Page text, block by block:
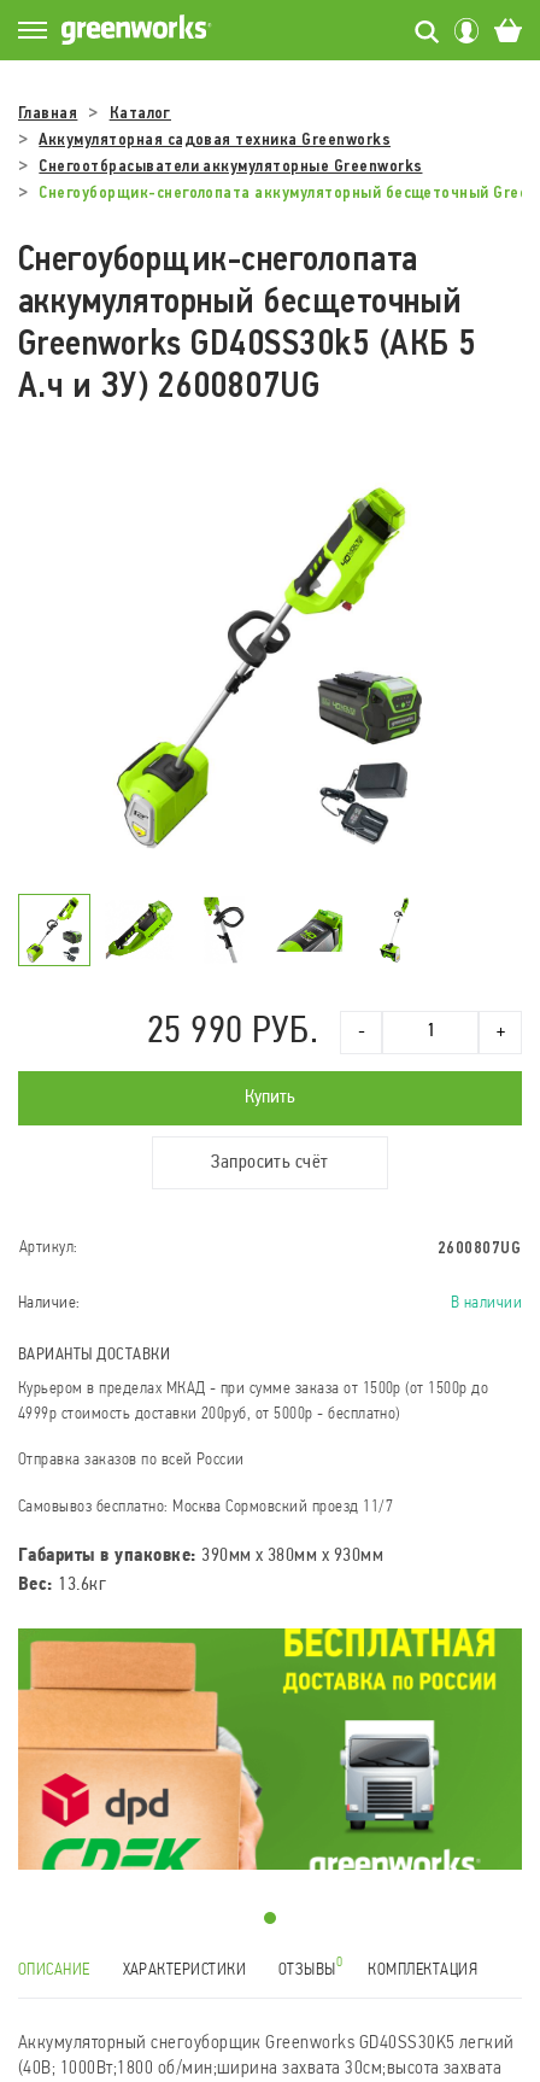
Главная
Каталог
Аккумуляторная садовая техника Greenworks
Снегоотбрасыватели аккумуляторные Greenworks
Снегоуборщик-снеголопата аккумуляторный бесщеточный
Снегоуборщик-снеголопата
аккумуляторный бесщеточный
Greenworks GD40SS30k5 (АКБ 5
А.ч и ЗУ) 2600807UG
25 990 РУБ. - +
Купить
Запросить счёт
Артикул: 2600807UG
Наличие: В наличии
ВАРИАНТЫ ДОСТАВКИ
Курьером в пределах МКАД - при сумме заказа от 1500р (от 1500р до
4999р стоимость доставки 200руб, от 5000р - бесплатно)
Отправка заказов по всей России
Самовывоз бесплатно: Москва Сормовский проезд 11/7
Габариты в упаковке: 390мм x 380мм x 930мм
Вес: 13.6кг
ОПИСАНИЕ ХАРАКТЕРИСТИКИ ОТЗЫВЫ0 КОМПЛЕКТАЦИЯ
Аккумуляторный снегоуборщик Greenworks GD40SS30K5 легкий
(40В; 1000Вт;1800 об/мин;ширина захвата 30см;высота захвата